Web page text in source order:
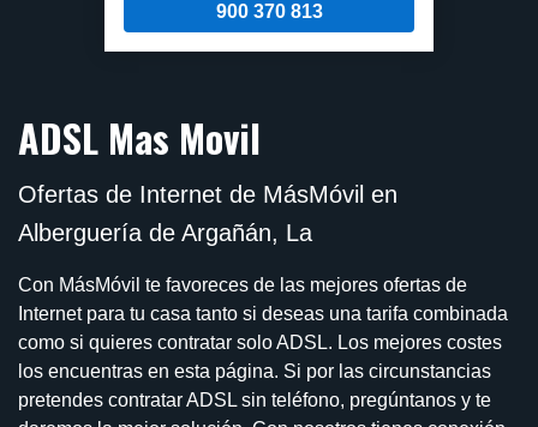
900 370 813
ADSL Mas Movil
Ofertas de Internet de MásMóvil en
Alberguería de Argañán, La
Con MásMóvil te favoreces de las mejores ofertas de
Internet para tu casa tanto si deseas una tarifa combinada
como si quieres contratar solo ADSL. Los mejores costes
los encuentras en esta página. Si por las circunstancias
pretendes contratar ADSL sin teléfono, pregúntanos y te